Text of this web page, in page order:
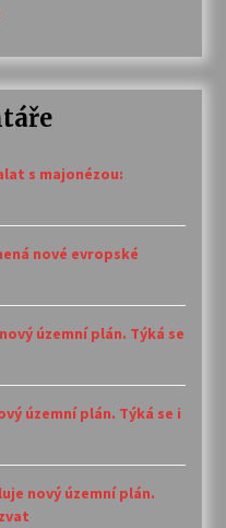
s majonézou:
nové evropské
územní plán. Týká se
územní plán. Týká se i
nový územní plán.